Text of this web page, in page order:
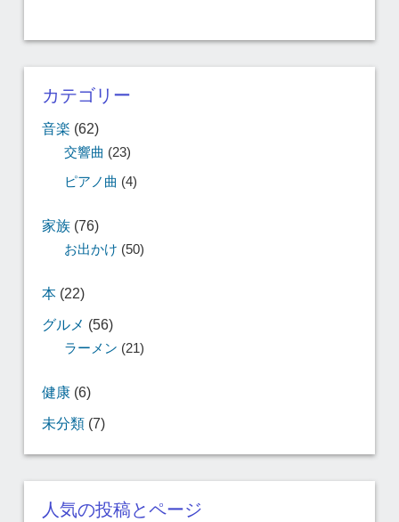
カテゴリー
音楽 (62)
交響曲 (23)
ピアノ曲 (4)
家族(76)
お出かけ (50)
本(22)
グルメ (56)
ラーメン (21)
健康(6)
未分類(7)
人気の投稿とページ